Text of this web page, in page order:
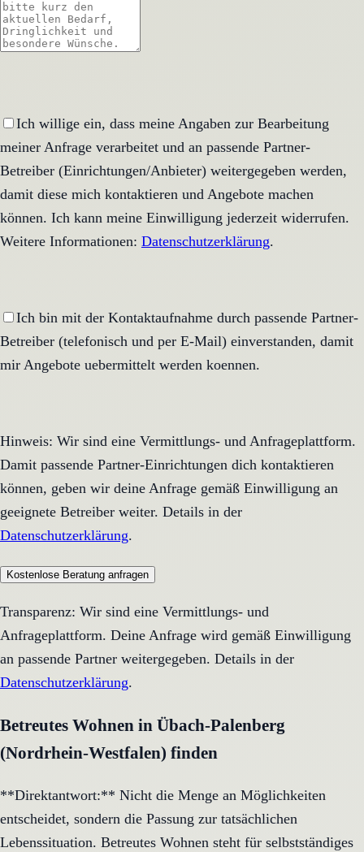
Ich willige ein, dass meine Angaben zur Bearbeitung
meiner Anfrage verarbeitet und an passende Partner-
Betreiber (Einrichtungen/Anbieter) weitergegeben werden,
damit diese mich kontaktieren und Angebote machen
können. Ich kann meine Einwilligung jederzeit widerrufen.
Weitere Informationen: Datenschutzerklärung.
Ich bin mit der Kontaktaufnahme durch passende Partner-
Betreiber (telefonisch und per E-Mail) einverstanden, damit
mir Angebote uebermittelt werden koennen.
Hinweis: Wir sind eine Vermittlungs- und Anfrageplattform.
Damit passende Partner-Einrichtungen dich kontaktieren
können, geben wir deine Anfrage gemäß Einwilligung an
geeignete Betreiber weiter. Details in der
Datenschutzerklärung.
Kostenlose Beratung anfragen
Transparenz: Wir sind eine Vermittlungs- und
Anfrageplattform. Deine Anfrage wird gemäß Einwilligung
an passende Partner weitergegeben. Details in der
Datenschutzerklärung.
Betreutes Wohnen in Übach-Palenberg
(Nordrhein-Westfalen) finden
**Direktantwort:** Nicht die Menge an Möglichkeiten
entscheidet, sondern die Passung zur tatsächlichen
Lebenssituation. Betreutes Wohnen steht für selbstständiges